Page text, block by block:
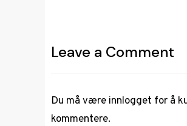
Leave a Comment
Du må være innlogget for å
kommentere.